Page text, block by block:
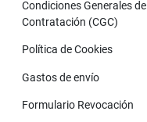
Condiciones Generales de
Contratación (CGC)
Política de Cookies
Gastos de envío
Formulario Revocación